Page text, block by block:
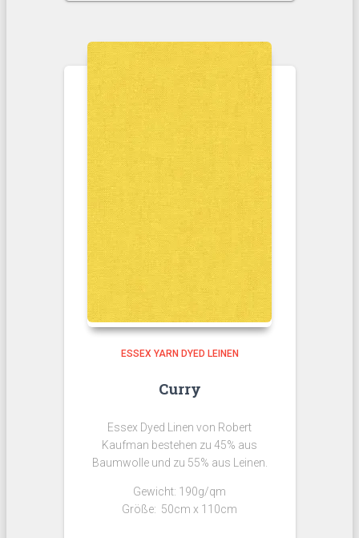
ESSEX YARN DYED LEINEN
Curry
Essex Dyed Linen von Robert
Kaufman bestehen zu 45% aus
Baumwolle und zu 55% aus Leinen.
Gewicht: 190g/qm
Größe: 50cm x 110cm